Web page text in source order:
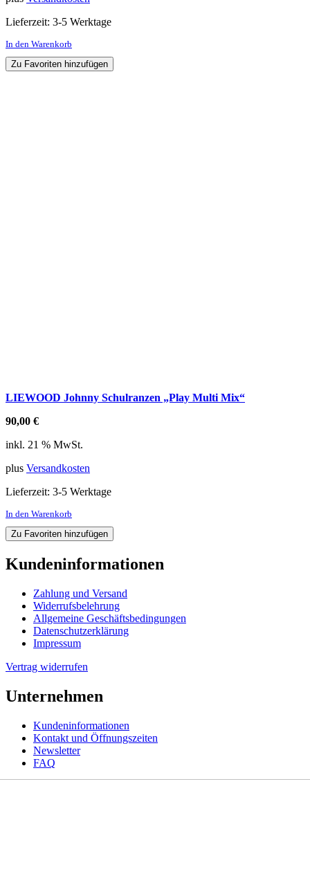
Lieferzeit: 3-5 Werktage
In den Warenkorb
Zu Favoriten hinzufügen
LIEWOOD Johnny Schulranzen „Play Multi Mix“
90,00 €
inkl. 21 % MwSt.
plus Versandkosten
Lieferzeit: 3-5 Werktage
In den Warenkorb
Zu Favoriten hinzufügen
Kundeninformationen
Zahlung und Versand
Widerrufsbelehrung
Allgemeine Geschäftsbedingungen
Datenschutzerklärung
Impressum
Vertrag widerrufen
Unternehmen
Kundeninformationen
Kontakt und Öffnungszeiten
Newsletter
FAQ